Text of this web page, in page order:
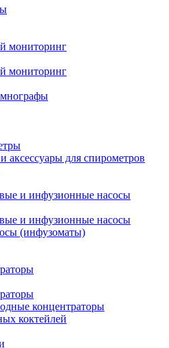
мониторинг
мониторинг
аксессуары для спирометров
и инфузионные насосы
и инфузионные насосы
(инфузоматы)
концентраторы
коктейлей